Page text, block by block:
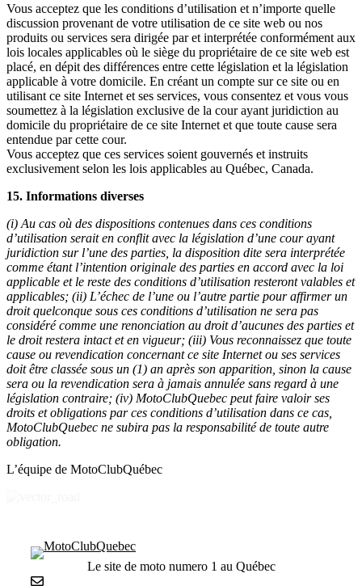
Vous acceptez que les conditions d’utilisation et n’importe quelle
discussion provenant de votre utilisation de ce site web ou nos
produits ou services sera dirigée par et interprétée conformément aux
lois locales applicables où le siège du propriétaire de ce site web est
placé, en dépit des différences entre cette législation et la législation
applicable à votre domicile. En créant un compte sur ce site ou en
utilisant ce site Internet et ses services, vous consentez et vous vous
soumettez à la législation exclusive de la cour ayant juridiction au
domicile du propriétaire de ce site Internet et que toute cause sera
entendue par cette cour.
Vous acceptez que ces services soient gouvernés et instruits
exclusivement selon les lois applicables au Québec, Canada.
15. Informations diverses
(i) Au cas où des dispositions contenues dans ces conditions
d’utilisation serait en conflit avec la législation d’une cour ayant
juridiction sur l’une des parties, la disposition dite sera interprétée
comme étant l’intention originale des parties en accord avec la loi
applicable et le reste des conditions d’utilisation resteront valables et
applicables; (ii) L’échec de l’une ou l’autre partie pour affirmer un
droit quelconque sous ces conditions d’utilisation ne sera pas
considéré comme une renonciation au droit d’aucunes des parties et
le droit restera intact et en vigueur; (iii) Vous reconnaissez que toute
cause ou revendication concernant ce site Internet ou ses services
doit être classée sous un (1) an après son apparition, sinon la cause
sera ou la revendication sera à jamais annulée sans regard à une
législation contraire; (iv) MotoClubQuebec peut faire valoir ses
droits et obligations par ces conditions d’utilisation dans ce cas,
MotoClubQuebec ne subira pas la responsabilité de toute autre
obligation.
L’équipe de MotoClubQuébec
Le site de moto numero 1 au Québec